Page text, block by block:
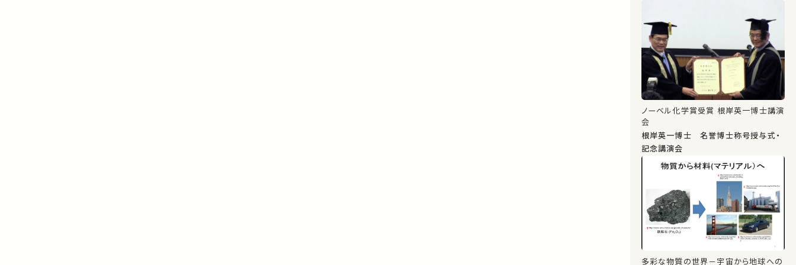
ノーベル化学賞受賞 根岸英一博士講演
会
根岸英一博士 名誉博士称号授与式・
記念講演会
多彩な物質の世界－宇宙から地球への